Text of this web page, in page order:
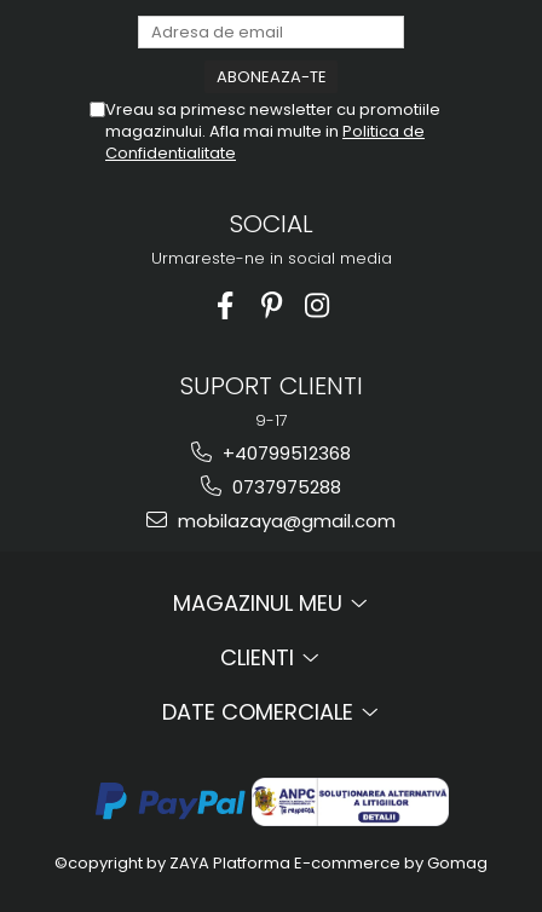
Vreau sa primesc newsletter cu promotiile
magazinului. Afla mai multe in Politica de
Confidentialitate
SOCIAL
Urmareste-ne in social media
SUPORT CLIENTI
9-17
+40799512368
0737975288
mobilazaya@gmail.com
MAGAZINUL MEU
CLIENTI
DATE COMERCIALE
©copyright by ZAYAPlatforma E-commerce by Gomag